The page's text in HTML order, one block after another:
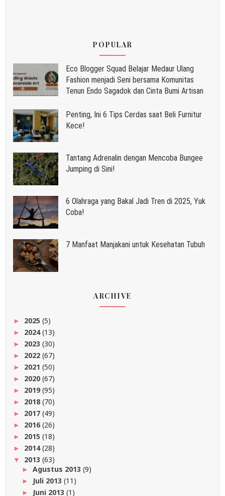
POPULAR
Eco Blogger Squad Belajar Medaur Ulang
Fashion menjadi Seni bersama Komunitas
Tenun Endo Sagadok dan Cinta Bumi Artisan
Penting, Ini 6 Tips Cerdas saat Beli Furnitur
Kece!
Tantang Adrenalin dengan Mencoba Bungee
Jumping di Sini!
6 Olahraga yang Bakal Jadi Tren di 2025, Yuk
Coba!
7 Manfaat Manjakani untuk Kesehatan Tubuh
ARCHIVE
► 2025 (5)
► 2024(13)
► 2023 (30)
► 2022 (67)
► 2021 (50)
► 2020 (67)
► 2019(95)
► 2018 (70)
► 2017 (49)
► 2016(26)
► 2015 (18)
► 2014(28)
▼ 2013 (63)
► Agustus 2013 (9)
► Juli 2013 (11)
► Juni 2013 (1)